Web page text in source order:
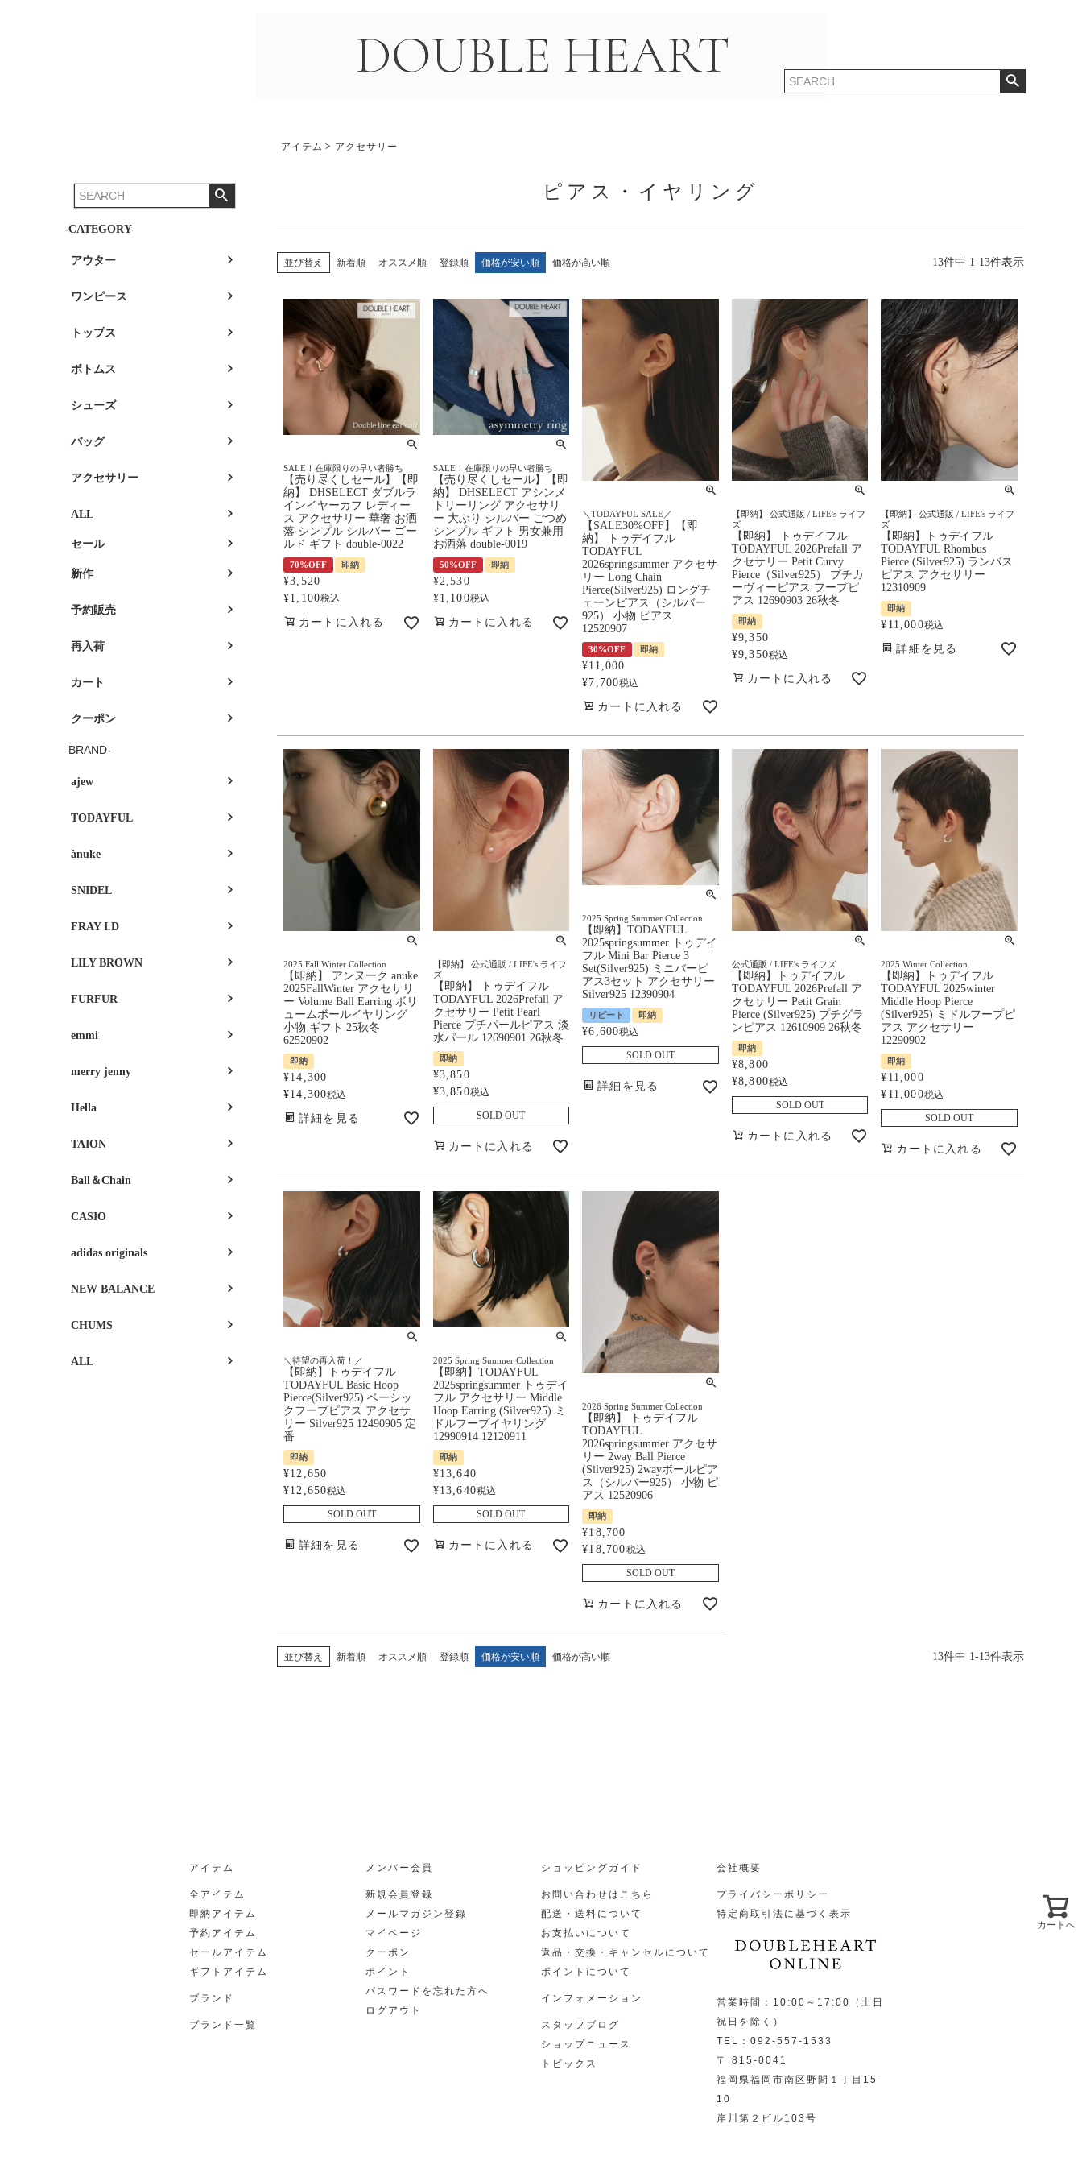
-CATEGORY-
アウター
ワンピース
トップス
ボトムス
シューズ
バッグ
アクセサリー
ALL
セール
新作
予約販売
再入荷
カート
クーポン
-BRAND-
ajew
TODAYFUL
ànuke
SNIDEL
FRAY I.D
LILY BROWN
FURFUR
emmi
merry jenny
Hella
TAION
Ball＆Chain
CASIO
adidas originals
NEW BALANCE
CHUMS
ALL
アイテム アクセサリー
ピアス・イヤリング
並び替え 新着順 オススメ順 登録順 価格が安い順 価格が高い順 13件中 1-13件表示
SALE！在庫限りの早い者勝ち
【売り尽くしセール】【即
納】 DHSELECT ダブルラ
インイヤーカフ レディー
ス アクセサリー 華奢 お洒
落 シンプル シルバー ゴー
ルド ギフト double-0022
70%OFF 即納
¥3,520
¥1,100税込
カートに入れる
SALE！在庫限りの早い者勝ち
【売り尽くしセール】【即
納】 DHSELECT アシンメ
トリーリング アクセサリ
ー 大ぶり シルバー ごつめ
シンプル ギフト 男女兼用
お洒落 double-0019
50%OFF 即納
¥2,530
¥1,100税込
カートに入れる
＼TODAYFUL SALE／
【SALE30%OFF】【即
納】 トゥデイフル
TODAYFUL
2026springsummer アクセサ
リー Long Chain
Pierce(Silver925) ロングチ
ェーンピアス（シルバー
925） 小物 ピアス
12520907
30%OFF 即納
¥11,000
¥7,700税込
カートに入れる
【即納】 公式通販 / LIFE's ライフ
ズ
【即納】 トゥデイフル
TODAYFUL 2026Prefall ア
クセサリー Petit Curvy
Pierce（Silver925） プチカ
ーヴィーピアス フープピ
アス 12690903 26秋冬
即納
¥9,350
¥9,350税込
カートに入れる
【即納】 公式通販 / LIFE's ライフ
ズ
【即納】トゥデイフル
TODAYFUL Rhombus
Pierce (Silver925) ランバス
ピアス アクセサリー
12310909
即納
¥ 11,000税込
詳細を見る
2025 Fall Winter Collection
【即納】 アンヌーク anuke
2025FallWinter アクセサリ
ー Volume Ball Earring ボリ
ュームボールイヤリング
小物 ギフト 25秋冬
62520902
即納
¥14,300
¥14,300税込
詳細を見る
【即納】 公式通販 / LIFE's ライフ
ズ
【即納】 トゥデイフル
TODAYFUL 2026Prefall ア
クセサリー Petit Pearl
Pierce プチパールピアス 淡
水パール 12690901 26秋冬
即納
¥3,850
¥3,850税込
SOLD OUT
カートに入れる
2025 Spring Summer Collection
【即納】TODAYFUL
2025springsummer トゥデイ
フル Mini Bar Pierce 3
Set(Silver925) ミニバーピ
アス3セット アクセサリー
Silver925 12390904
リピート 即納
¥6,600税込
SOLD OUT
詳細を見る
公式通販 / LIFE's ライフズ
【即納】トゥデイフル
TODAYFUL 2026Prefall ア
クセサリー Petit Grain
Pierce (Silver925) プチグラ
ンピアス 12610909 26秋冬
即納
¥8,800
¥8,800税込
SOLD OUT
カートに入れる
2025 Winter Collection
【即納】トゥデイフル
TODAYFUL 2025winter
Middle Hoop Pierce
(Silver925) ミドルフープピ
アス アクセサリー
12290902
即納
¥ 11,000
¥ 11,000税込
SOLD OUT
カートに入れる
＼待望の再入荷！／
【即納】トゥデイフル
TODAYFUL Basic Hoop
Pierce(Silver925) ベーシッ
クフープピアス アクセサ
リー Silver925 12490905 定
番
即納
¥12,650
¥12,650税込
SOLD OUT
詳細を見る
2025 Spring Summer Collection
【即納】TODAYFUL
2025springsummer トゥデイ
フル アクセサリー Middle
Hoop Earring (Silver925) ミ
ドルフープイヤリング
12990914 12120911
即納
¥13,640
¥13,640税込
SOLD OUT
カートに入れる
2026 Spring Summer Collection
【即納】 トゥデイフル
TODAYFUL
2026springsummer アクセサ
リー 2way Ball Pierce
(Silver925) 2wayボールピア
ス（シルバー925） 小物 ピ
アス 12520906
即納
¥18,700
¥18,700税込
SOLD OUT
カートに入れる
並び替え 新着順 オススメ順 登録順 価格が安い順 価格が高い順 13件中 1-13件表示
カートへ
アイテム
全アイテム
即納アイテム
予約アイテム
セールアイテム
ギフトアイテム
ブランド
ブランド一覧
メンバー会員
新規会員登録
メールマガジン登録
マイページ
クーポン
ポイント
パスワードを忘れた方へ
ログアウト
ショッピングガイド
お問い合わせはこちら
配送・送料について
お支払いについて
返品・交換・キャンセルについて
ポイントについて
インフォメーション
スタッフブログ
ショップニュース
トピックス
会社概要
プライバシーポリシー
特定商取引法に基づく表示
営業時間：10:00～17:00（土日
祝日を除く）
TEL：092-557-1533
〒 815-0041
福岡県福岡市南区野間１丁目15-
10
岸川第２ビル103号